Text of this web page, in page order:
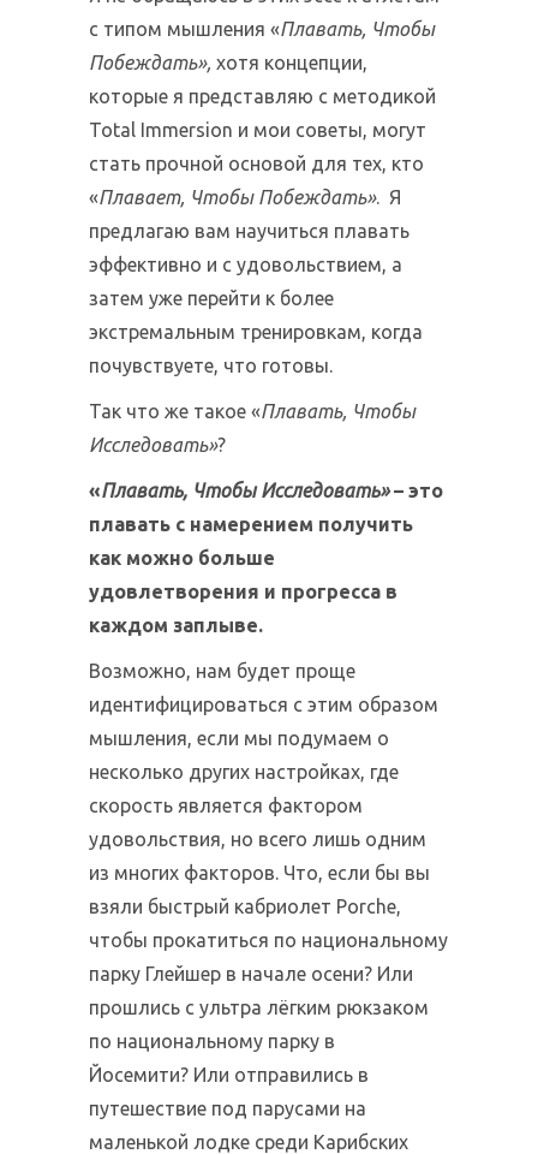
с типом мышления «Плавать, Чтобы
Побеждать», хотя концепции,
которые я представляю с методикой
Total Immersion и мои советы, могут
стать прочной основой для тех, кто
«Плавает, Чтобы Побеждать». Я
предлагаю вам научиться плавать
эффективно и с удовольствием, а
затем уже перейти к более
экстремальным тренировкам, когда
почувствуете, что готовы.
Так что же такое «Плавать, Чтобы
Исследовать»?
«Плавать, Чтобы Исследовать»– это
плавать с намерением получить
как можно больше
удовлетворения и прогресса в
каждом заплыве.
Возможно, нам будет проще
идентифицироваться с этим образом
мышления, если мы подумаем о
несколько других настройках, где
скорость является фактором
удовольствия, но всего лишь одним
из многих факторов. Что, если бы вы
взяли быстрый кабриолет Porche,
чтобы прокатиться по национальному
парку Глейшер в начале осени? Или
прошлись с ультра лёгким рюкзаком
по национальному парку в
Йосемити? Или отправились в
путешествие под парусами на
маленькой лодке среди Карибских